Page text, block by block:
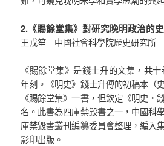
2.《賜餘堂集》對研究晚明政治的
王戎笙 中國社會科學院歷史研究所
《賜餘堂集》是錢士升的文集，共
年刻。《明史》錢士升傳的初稿本（
《賜餘堂集》一書，但欽定《明史‧
名。此書為四庫禁毀書之一，中國科
庫禁毀書叢刊編纂委員會整理，編入
影印出版。